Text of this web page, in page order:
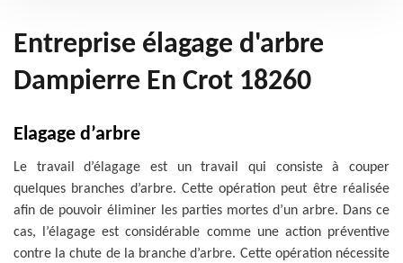
Entreprise élagage d'arbre
Dampierre En Crot 18260
Elagage d’arbre
Le travail d’élagage est un travail qui consiste à couper
quelques branches d’arbre. Cette opération peut être réalisée
afin de pouvoir éliminer les parties mortes d’un arbre. Dans ce
cas, l’élagage est considérable comme une action préventive
contre la chute de la branche d’arbre. Cette opération nécessite